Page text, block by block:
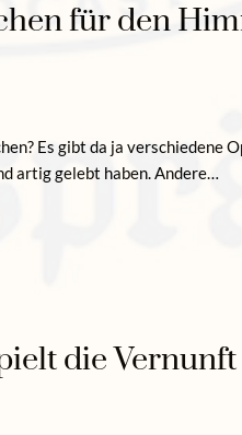
für den
Es gibt da ja verschiedene
artig gelebt haben. Andere…
die